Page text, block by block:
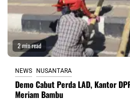
2 min read
NEWS NUSANTARA
Demo Cabut Perda LAD, Kantor
Meriam Bambu